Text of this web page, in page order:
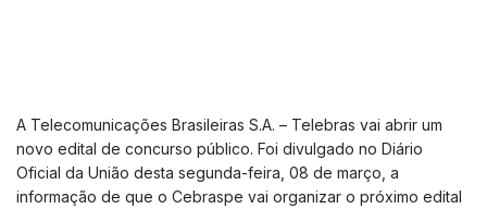
A Telecomunicações Brasileiras S.A. – Telebras vai abrir um
novo edital de concurso público. Foi divulgado no Diário
Oficial da União desta segunda-feira, 08 de março, a
informação de que o Cebraspe vai organizar o próximo edital